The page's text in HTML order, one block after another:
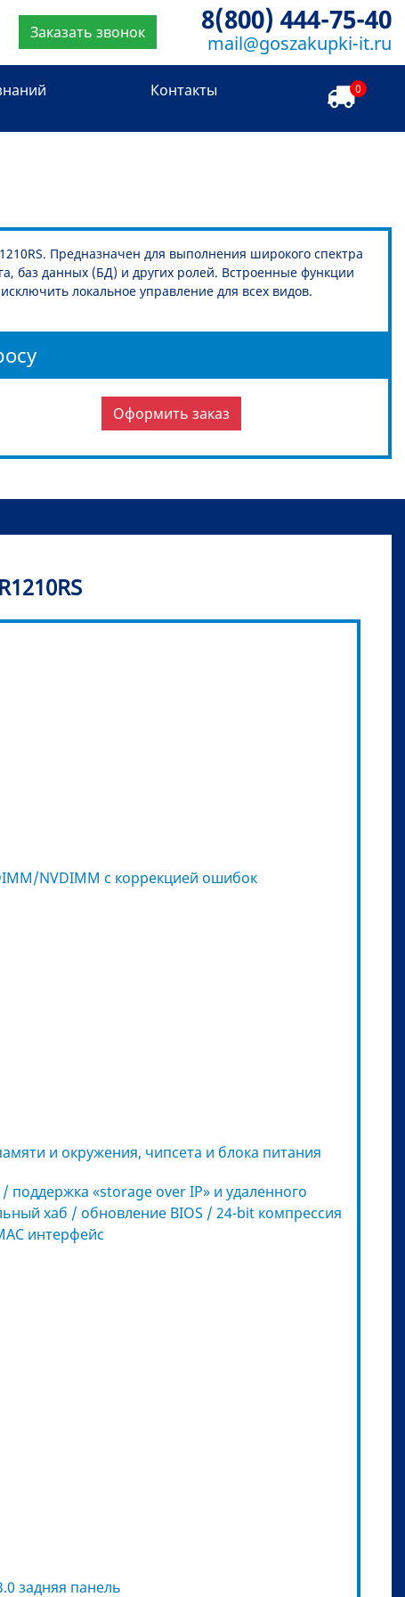
Заказать звонок 8(800) 444-75-40
mail@goszakupki-it.ru
0
Контакты
Предназначен для выполнения широкого спектра
баз данных (БД) и других ролей. Встроенные функции
локальное управление для всех видов.
Оформить заказ
NVDIMM с коррекцией ошибок
и окружения, чипсета и блока питания
поддержка «storage over IP» и удаленного
хаб / обновление BIOS / 24-bit компрессия
интерфейс
задняя панель